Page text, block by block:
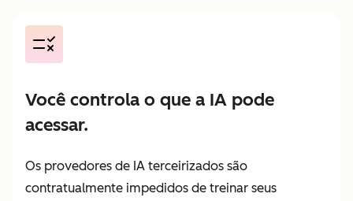
Você controla o que a IA pode
acessar.
Os provedores de IA terceirizados são
contratualmente impedidos de treinar seus